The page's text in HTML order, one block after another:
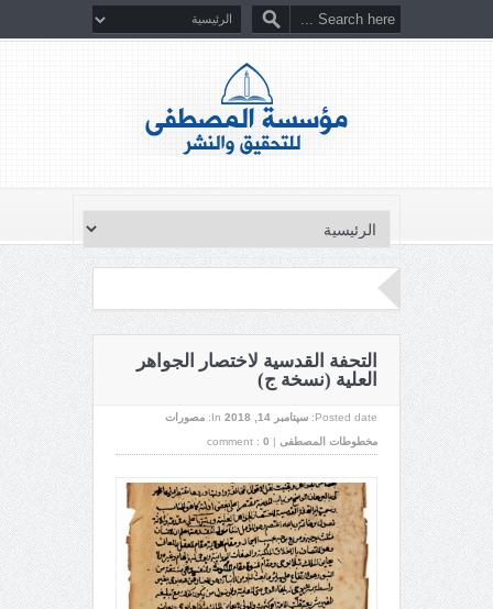
التحفة القدسية لاختصار الجواهر
العلية (نسخة ج)
Posted date: سپتامبر 14, 2018 In:
مصورات
مخطوطات المصطفى |
comment : 0